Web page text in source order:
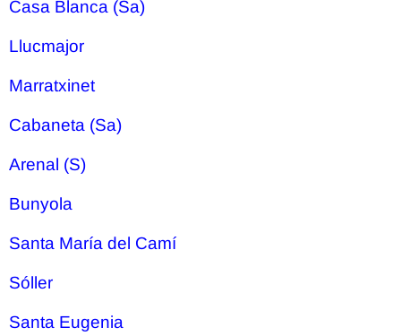
Casa Blanca (Sa)
Llucmajor
Marratxinet
Cabaneta (Sa)
Arenal (S)
Bunyola
Santa María del Camí
Sóller
Santa Eugenia